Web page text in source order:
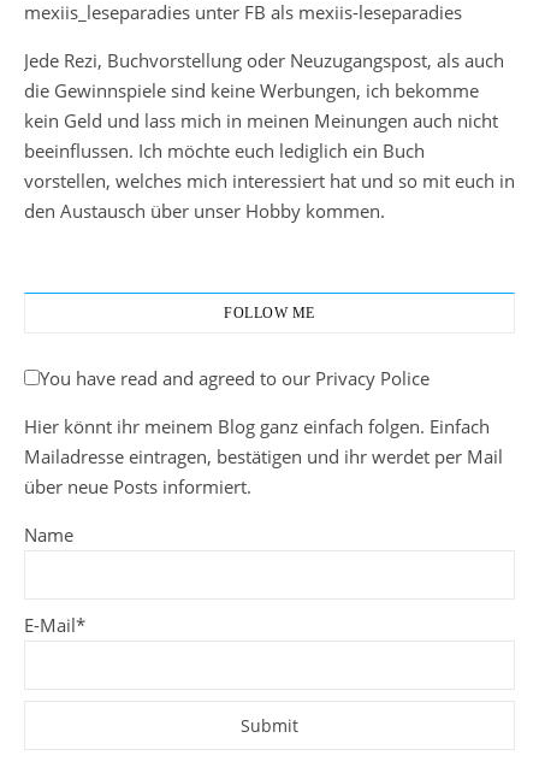
mexiis_leseparadies unter FB als mexiis-leseparadies
Jede Rezi, Buchvorstellung oder Neuzugangspost, als auch
die Gewinnspiele sind keine Werbungen, ich bekomme
kein Geld und lass mich in meinen Meinungen auch nicht
beeinflussen. Ich möchte euch lediglich ein Buch
vorstellen, welches mich interessiert hat und so mit euch in
den Austausch über unser Hobby kommen.
FOLLOW ME
You have read and agreed to our Privacy Police
Hier könnt ihr meinem Blog ganz einfach folgen. Einfach
Mailadresse eintragen, bestätigen und ihr werdet per Mail
über neue Posts informiert.
Name
E-Mail*